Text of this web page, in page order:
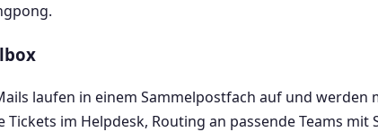
laufen in einem Sammelpostfach auf und werden
im Helpdesk, Routing an passende Teams mit